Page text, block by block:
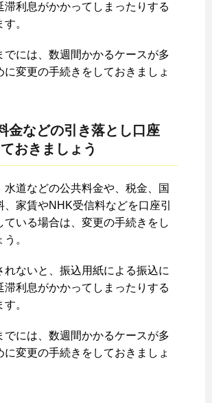
滞利息がかかってしまったりする
。
でには、数週間かかるケースが多
に変更の手続きをしておきましょ
金などの引き落とし口座
おきましょう
水道などの公共料金や、税金、国
、家賃やNHK受信料などを口座引
ている場合は、変更の手続きをし
。
れないと、振込用紙による振込に
滞利息がかかってしまったりする
。
でには、数週間かかるケースが多
に変更の手続きをしておきましょ